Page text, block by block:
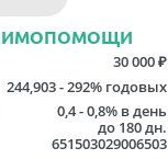
30 000 ₽
244,903 - 292% годовых
0,4 - 0,8% в день
до 180 дн.
651503029006503